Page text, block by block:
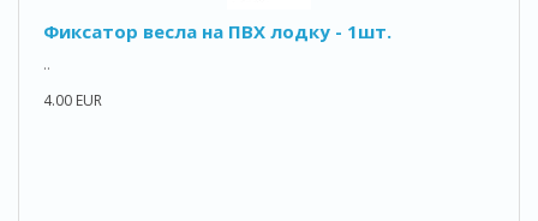
Фиксатор весла на ПВХ лодку - 1шт.
..
4.00 EUR